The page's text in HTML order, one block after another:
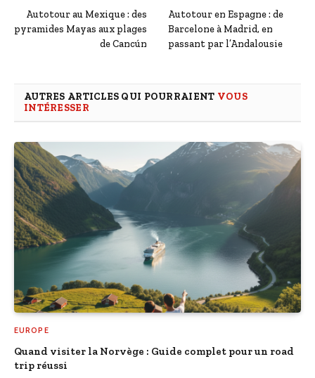
Autotour au Mexique : des
pyramides Mayas aux plages
de Cancún
Autotour en Espagne : de
Barcelone à Madrid, en
passant par l’Andalousie
AUTRES ARTICLES QUI POURRAIENT VOUS
INTÉRESSER
EUROPE
Quand visiter la Norvège : Guide complet pour un road
trip réussi